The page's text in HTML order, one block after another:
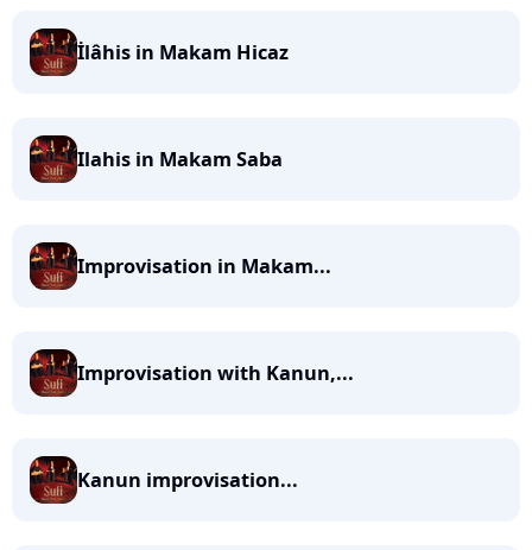
İlâhis in Makam Hicaz
Ilahis in Makam Saba
Improvisation in Makam...
Improvisation with Kanun,...
Kanun improvisation...